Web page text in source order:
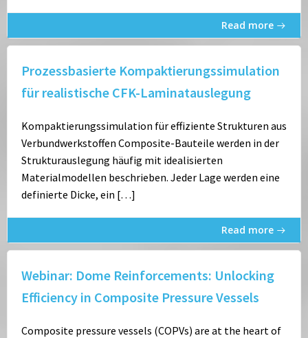
Read more
Prozessbasierte Kompaktierungssimulation
für realistische CFK-Laminatauslegung
Kompaktierungssimulation für effiziente Strukturen aus
Verbundwerkstoffen Composite-Bauteile werden in der
Strukturauslegung häufig mit idealisierten
Materialmodellen beschrieben. Jeder Lage werden eine
definierte Dicke, ein […]
Read more
Webinar: Dome Reinforcements: Unlocking
Efficiency in Composite Pressure Vessels
Composite pressure vessels (COPVs) are at the heart of